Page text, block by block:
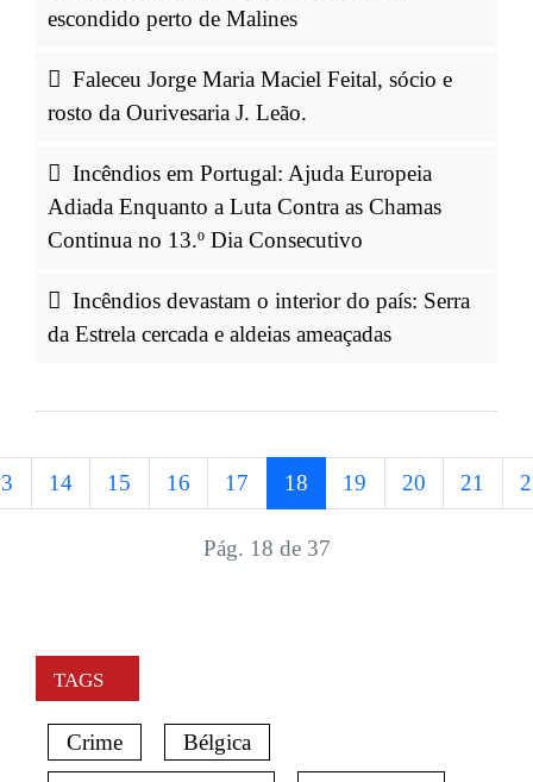
escondido perto de Malines
Faleceu Jorge Maria Maciel Feital, sócio e
rosto da Ourivesaria J. Leão.
Incêndios em Portugal: Ajuda Europeia
Adiada Enquanto a Luta Contra as Chamas
Continua no 13.º Dia Consecutivo
Incêndios devastam o interior do país: Serra
da Estrela cercada e aldeias ameaçadas
14 15 16 17 18 19 20 21
Pág. 18 de 37
TAGS
Crime
Bélgica